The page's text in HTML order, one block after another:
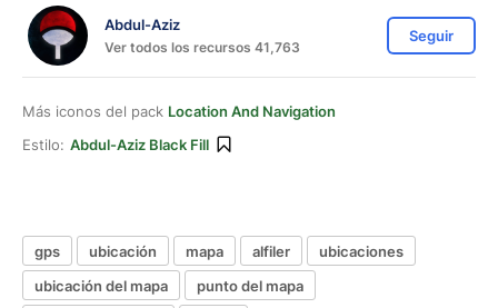
Abdul-Aziz
Ver todos los recursos 41,763
Seguir
Más iconos del pack Location And Navigation
Estilo: Abdul-Aziz Black Fill
gps ubicación mapa alfiler
ubicaciones
ubicación del mapa
punto del mapa